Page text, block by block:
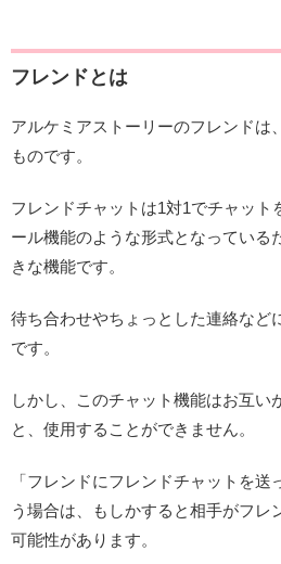
フレンドとは
アルケミアストーリーのフレンドは
ものです。
フレンドチャットは1対1でチャット
ール機能のような形式となっている
きな機能です。
待ち合わせやちょっとした連絡など
です。
しかし、このチャット機能はお互い
と、使用することができません。
「フレンドにフレンドチャットを
う場合は、もしかすると相手がフレ
可能性があります。